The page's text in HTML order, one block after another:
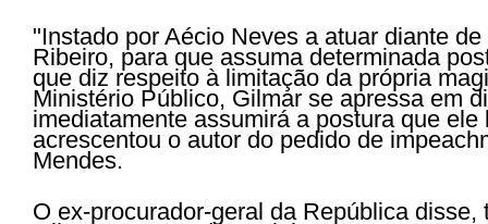
"Instado por Aécio Neves a atuar diante
Ribeiro, para que assuma determinada
que diz respeito à limitação da própria
Ministério Público, Gilmar se apressa em
imediatamente assumirá a postura que ele
acrescentou o autor do pedido de
Mendes.
O ex-procurador-geral da República disse,